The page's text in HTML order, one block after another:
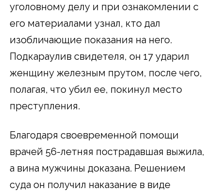
уголовному делу и при ознакомлении с
его материалами узнал, кто дал
изобличающие показания на него.
Подкараулив свидетеля, он 17 ударил
женщину железным прутом, после чего,
полагая, что убил ее, покинул место
преступления.
Благодаря своевременной помощи
врачей 56-летняя пострадавшая выжила,
а вина мужчины доказана. Решением
суда он получил наказание в виде